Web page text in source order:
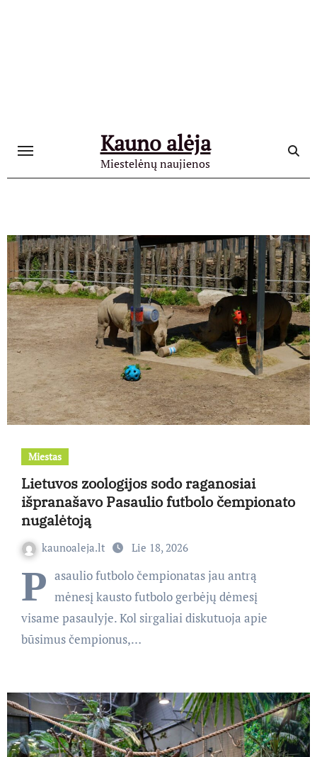
Kauno alėja
Miestelėnų naujienos
Miestas
Lietuvos zoologijos sodo raganosiai
išpranašavo Pasaulio futbolo čempionato
nugalėtoją
kaunoaleja.lt Lie 18, 2026
P asaulio futbolo čempionatas jau antrą
mėnesį kausto futbolo gerbėjų dėmesį
visame pasaulyje. Kol sirgaliai diskutuoja apie
būsimus čempionus,…